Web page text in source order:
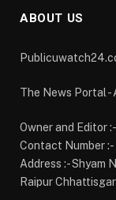
ABOUT US
The News Portal -
Owner and Editor
Contact Number :-
Address :- Shyam
Raipur